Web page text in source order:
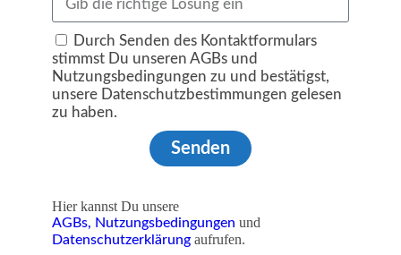
Durch Senden des Kontaktformulars
stimmst Du unseren AGBs und
Nutzungsbedingungen zu und bestätigst,
unsere Datenschutzbestimmungen gelesen
zu haben.
Senden
Hier kannst Du unsere
AGBs, Nutzungsbedingungen und
Datenschutzerklärung aufrufen.